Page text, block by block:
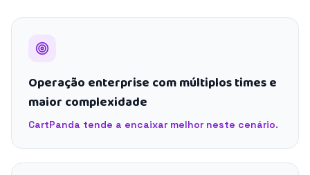
Operação enterprise com múltiplos times e
maior complexidade
CartPanda tende a encaixar melhor neste cenário.